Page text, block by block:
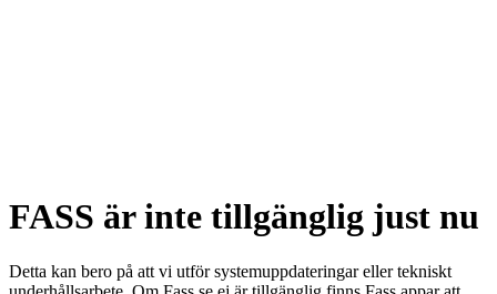
FASS är inte tillgänglig just nu
Detta kan bero på att vi utför systemuppdateringar eller tekniskt